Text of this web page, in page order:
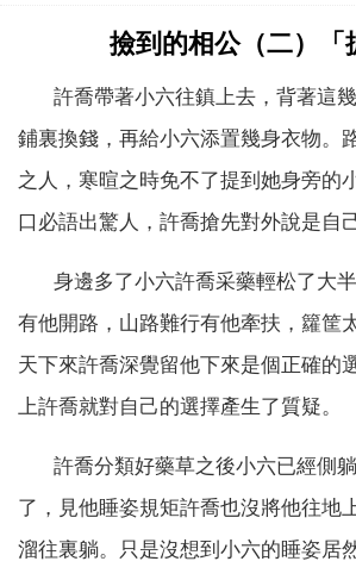
撿到的相公（二）「
許喬帶著小六往鎮上去，背著這幾
鋪裏換錢，再給小六添置幾身衣物。
之人，寒暄之時免不了提到她身旁的
口必語出驚人，許喬搶先對外說是自
身邊多了小六許喬采藥輕松了大半
有他開路，山路難行有他牽扶，籮筐
天下來許喬深覺留他下來是個正確的
上許喬就對自己的選擇產生了質疑。
許喬分類好藥草之後小六已經側
了，見他睡姿規矩許喬也沒將他往地
溜往裏躺。只是沒想到小六的睡姿居